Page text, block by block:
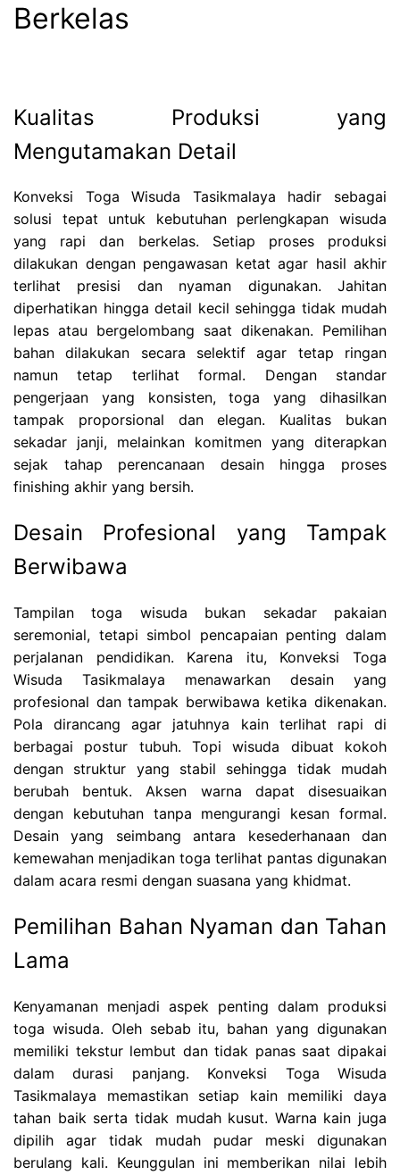
Berkelas
Kualitas Produksi yang
Mengutamakan Detail
Konveksi Toga Wisuda Tasikmalaya hadir sebagai
solusi tepat untuk kebutuhan perlengkapan wisuda
yang rapi dan berkelas. Setiap proses produksi
dilakukan dengan pengawasan ketat agar hasil akhir
terlihat presisi dan nyaman digunakan. Jahitan
diperhatikan hingga detail kecil sehingga tidak mudah
lepas atau bergelombang saat dikenakan. Pemilihan
bahan dilakukan secara selektif agar tetap ringan
namun tetap terlihat formal. Dengan standar
pengerjaan yang konsisten, toga yang dihasilkan
tampak proporsional dan elegan. Kualitas bukan
sekadar janji, melainkan komitmen yang diterapkan
sejak tahap perencanaan desain hingga proses
finishing akhir yang bersih.
Desain Profesional yang Tampak
Berwibawa
Tampilan toga wisuda bukan sekadar pakaian
seremonial, tetapi simbol pencapaian penting dalam
perjalanan pendidikan. Karena itu, Konveksi Toga
Wisuda Tasikmalaya menawarkan desain yang
profesional dan tampak berwibawa ketika dikenakan.
Pola dirancang agar jatuhnya kain terlihat rapi di
berbagai postur tubuh. Topi wisuda dibuat kokoh
dengan struktur yang stabil sehingga tidak mudah
berubah bentuk. Aksen warna dapat disesuaikan
dengan kebutuhan tanpa mengurangi kesan formal.
Desain yang seimbang antara kesederhanaan dan
kemewahan menjadikan toga terlihat pantas digunakan
dalam acara resmi dengan suasana yang khidmat.
Pemilihan Bahan Nyaman dan Tahan
Lama
Kenyamanan menjadi aspek penting dalam produksi
toga wisuda. Oleh sebab itu, bahan yang digunakan
memiliki tekstur lembut dan tidak panas saat dipakai
dalam durasi panjang. Konveksi Toga Wisuda
Tasikmalaya memastikan setiap kain memiliki daya
tahan baik serta tidak mudah kusut. Warna kain juga
dipilih agar tidak mudah pudar meski digunakan
berulang kali. Keunggulan ini memberikan nilai lebih